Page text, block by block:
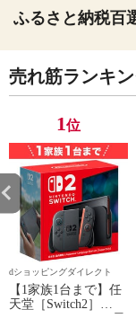
ふるさと納税百
売れ筋ランキ
1位
dショッピングダイレクト
【1家族1台まで】任
天堂［Switch2］